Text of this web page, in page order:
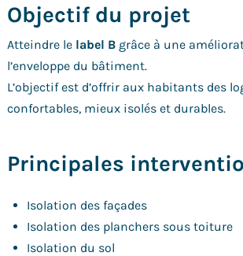
Objectif du projet
Atteindre le label B grâce à une
l’enveloppe du bâtiment.
L’objectif est d’offrir aux habitants des
confortables, mieux isolés et durables.
Principales
Isolation des façades
Isolation des planchers sous toiture
Isolation du sol